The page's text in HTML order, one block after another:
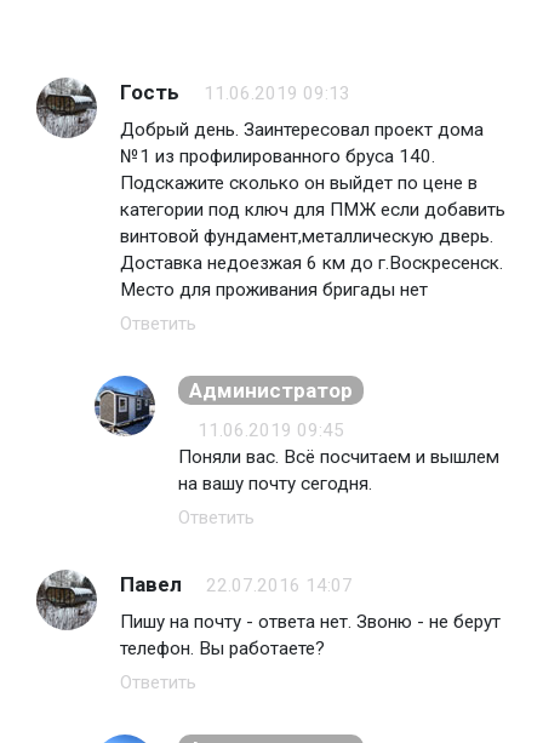
Гость
11.06.2019 09:13
Добрый день. Заинтересовал проект дома
№1 из профилированного бруса 140.
Подскажите сколько он выйдет по цене в
категории под ключ для ПМЖ если добавить
винтовой фундамент,металлическую дверь.
Доставка недоезжая 6 км до г.Воскресенск.
Место для проживания бригады нет
Ответить
Администратор
11.06.2019 09:45
Поняли вас. Всё посчитаем и вышлем
на вашу почту сегодня.
Ответить
Павел
22.07.2016 14:07
Пишу на почту - ответа нет. Звоню - не берут
телефон. Вы работаете?
Ответить